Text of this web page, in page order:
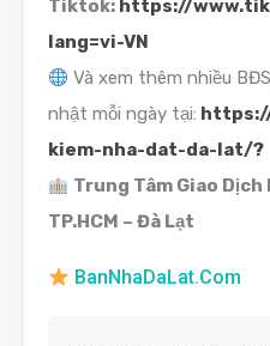
Tiktok: https://
lang=vi-VN
Và xem thêm nhiều
nhật mỗi ngày tại:
kiem-nha-dat-da-lat/?
Trung Tâm Giao Dịch
TP.HCM – Đà Lạt
BanNhaDaLat.Com